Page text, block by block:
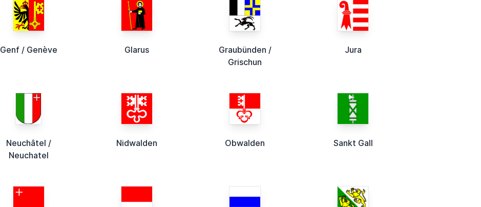
Genf / Genève Glarus
Graubünden /
Grischun
Jura
Neuchâtel /
Neuchatel
Nidwalden Obwalden Sankt Gall